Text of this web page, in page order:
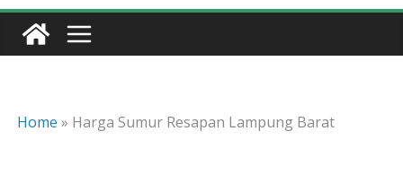
Home » Harga Sumur Resapan Lampung Barat